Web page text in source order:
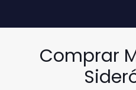
Comprar